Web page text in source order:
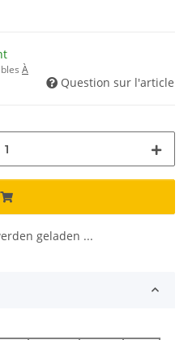
À
Question sur l'article
geladen ...